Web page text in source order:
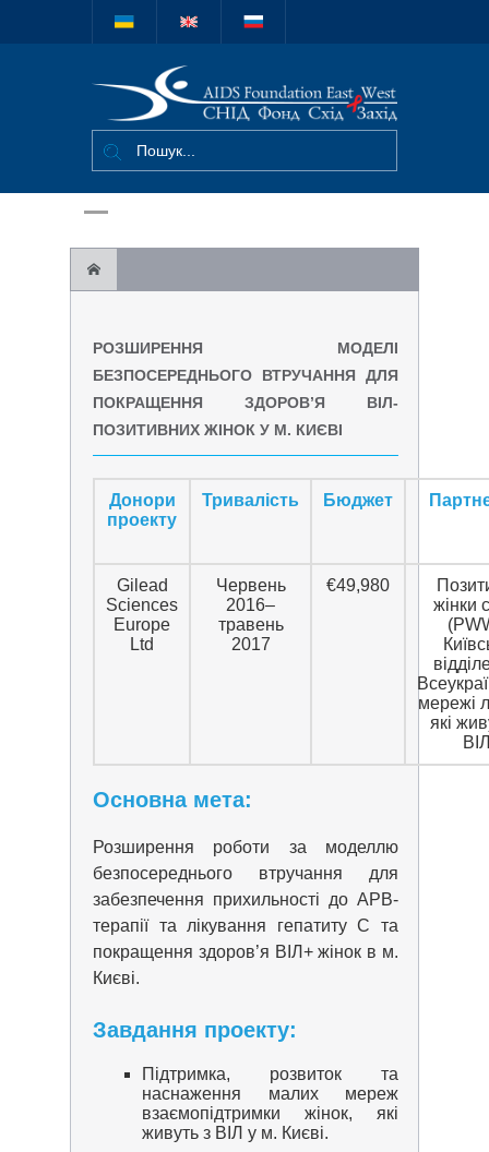
Міжнародний
благодійний
фонд "СНІД
втручання для покращення здоров’я ВІЛ-
позитивних жінок у м. Києві
РОЗШИРЕННЯ МОДЕЛІ
БЕЗПОСЕРЕДНЬОГО ВТРУЧАННЯ ДЛЯ
ПОКРАЩЕННЯ ЗДОРОВ’Я ВІЛ-
ПОЗИТИВНИХ ЖІНОК У М. КИЄВІ
Донори
проекту
Тривалість Бюджет
Gilead
Sciences
Europe
Ltd
Червень
2016–
травень
2017
€49,980
жінки
мережі
які
Основна мета:
Розширення роботи за моделлю
безпосереднього втручання для
забезпечення прихильності до АРВ-
терапії та лікування гепатиту С та
покращення здоров’я ВІЛ+ жінок в м.
Києві.
Завдання проекту:
Підтримка, розвиток та
наснаження малих мереж
взаємопідтримки жінок, які
живуть з ВІЛ у м. Києві.